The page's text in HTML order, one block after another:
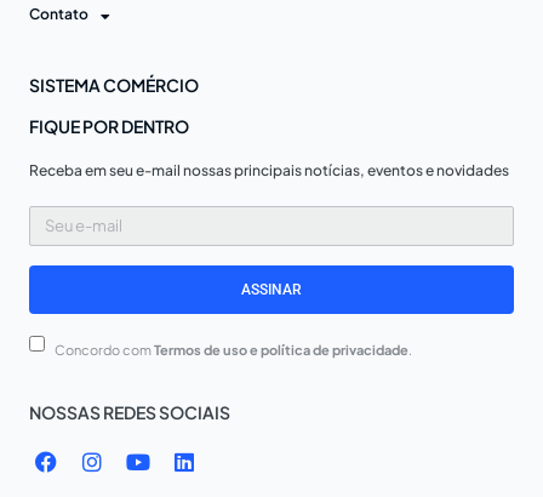
Contato
SISTEMA COMÉRCIO
FIQUE POR DENTRO
Receba em seu e-mail nossas principais notícias, eventos e novidades
Seu
e-
ASSINAR
Concordo comTermos de uso e política de privacidade
NOSSAS REDES SOCIAIS
F
a
I
n
Y
o
L
i